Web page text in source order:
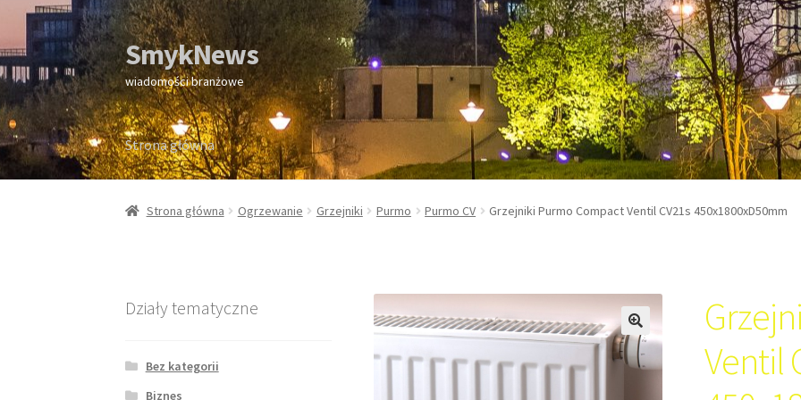
Przejdź
do
nawigacji
Przejdź
do
treści
SmykNews
wiadomości branżowe
Strona główna
Strona główna
Strona główna Ogrzewanie Grzejniki Purmo Purmo CV Grzejniki Purmo Compact Ventil CV21s 450x1800xD50mm
Ventil
Działy tematyczne
Bez kategorii
Biznes